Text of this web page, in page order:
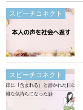
スピーチコネクト
スピーチコネクト